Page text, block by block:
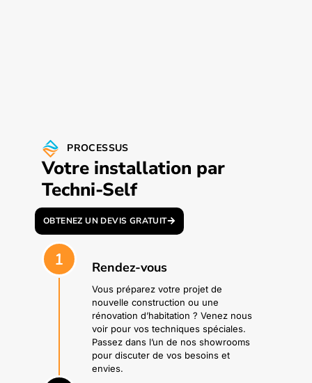
PROCESSUS
Votre installation par
Techni-Self
OBTENEZ UN DEVIS GRATUIT
1 Rendez-vous
Vous préparez votre projet de
nouvelle construction ou une
rénovation d’habitation ? Venez nous
voir pour vos techniques spéciales.
Passez dans l’un de nos showrooms
pour discuter de vos besoins et
envies.